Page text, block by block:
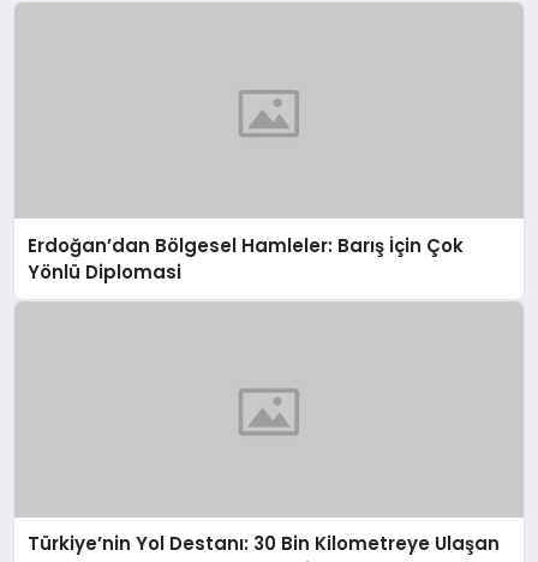
Erdoğan’dan Bölgesel Hamleler: Barış İçin Çok
Yönlü Diplomasi
Türkiye’nin Yol Destanı: 30 Bin Kilometreye Ulaşan